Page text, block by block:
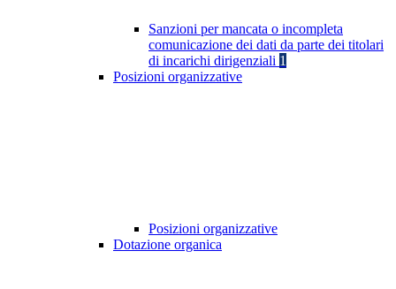
Sanzioni per mancata o incompleta
comunicazione dei dati da parte dei titolari
di incarichi dirigenziali 1
Posizioni organizzative
Posizioni organizzative
Dotazione organica